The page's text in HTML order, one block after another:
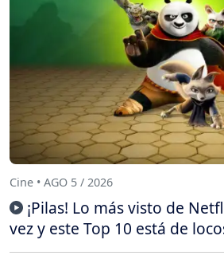
Cine • AGO 5 / 2026
¡Pilas! Lo más visto de
vez y este Top 10 está de